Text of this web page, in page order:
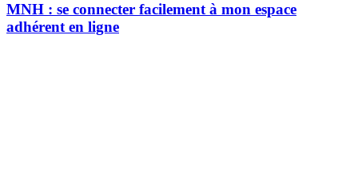
MNH : se connecter facilement à mon espace
adhérent en ligne